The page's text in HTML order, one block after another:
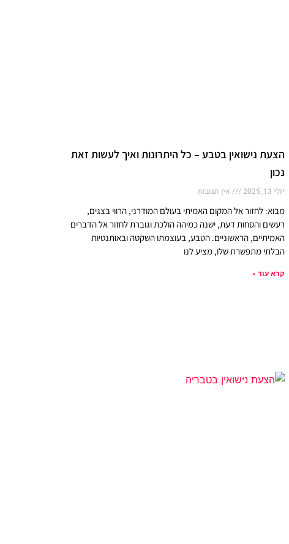
הצעת נישואין בטבע – כל היתרונות ואיך לעשות זאת
נכון
יולי 13, 2025 אין תגובות
מבוא: לחזור אל המקום האמיתי בעולם המודרני, הרווי בצגים,
רעשים והסחות דעת, ישנה כמיהה הולכת וגוברת לחזור אל הדברים
האמיתיים, הראשוניים. הטבע, בעוצמתו השקטה ובאותנטיות
הבלתי מתפשרת שלו, מציע לנו
קרא עוד »